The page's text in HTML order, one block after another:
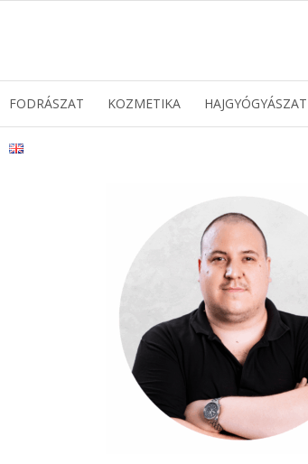
FODRÁSZAT KOZMETIKA HAJGYÓGYÁSZAT